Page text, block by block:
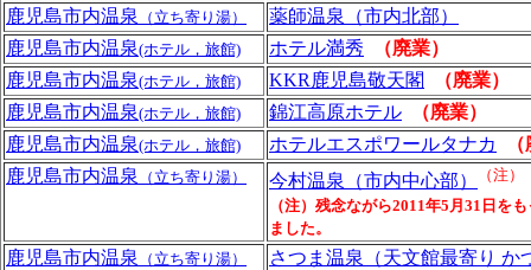
鹿児島市内温泉
（立ち寄り湯）
薬師温泉（市内北部）
鹿児島市内温泉(ホテル，旅館) ホテル満秀
（廃業）
鹿児島市内温泉(ホテル，旅館) KKR鹿児島敬天閣
（廃業）
鹿児島市内温泉(ホテル，旅館) 錦江高原ホテル
（廃業）
鹿児島市内温泉(ホテル，旅館) ホテルエスポワールタナカ
鹿児島市内温泉
（立ち寄り湯） 今村温泉（市内中心部）
（注）
（注）残念ながら2011年5月31日を
ました。
鹿児島市内温泉 （立ち寄り湯）
さつま温泉（天文館最寄り か